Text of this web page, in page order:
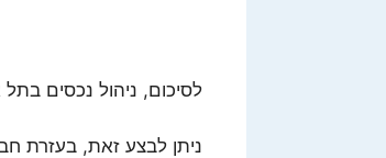
לסיכום, ניהול נכסים
ניתן לבצע זאת, בעזרת